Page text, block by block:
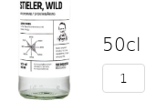
50cl